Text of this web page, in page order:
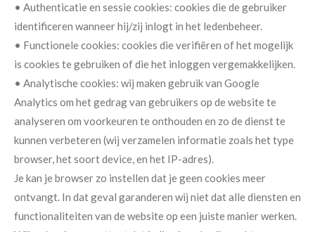
• Authenticatie en sessie cookies: cookies die de gebruiker
identificeren wanneer hij/zij inlogt in het ledenbeheer.
• Functionele cookies: cookies die verifiëren of het mogelijk
is cookies te gebruiken of die het inloggen vergemakkelijken.
• Analytische cookies: wij maken gebruik van Google
Analytics om het gedrag van gebruikers op de website te
analyseren om voorkeuren te onthouden en zo de dienst te
kunnen verbeteren (wij verzamelen informatie zoals het type
browser, het soort device, en het IP-adres).
Je kan je browser zo instellen dat je geen cookies meer
ontvangt. In dat geval garanderen wij niet dat alle diensten en
functionaliteiten van de website op een juiste manier werken.